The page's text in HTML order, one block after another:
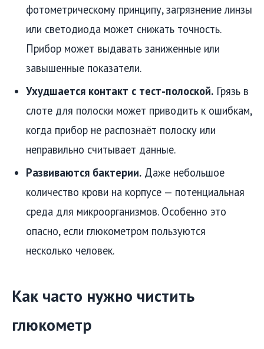
фотометрическому принципу, загрязнение линзы
или светодиода может снижать точность.
Прибор может выдавать заниженные или
завышенные показатели.
Ухудшается контакт с тест-полоской. Грязь в
слоте для полоски может приводить к ошибкам,
когда прибор не распознаёт полоску или
неправильно считывает данные.
Развиваются бактерии. Даже небольшое
количество крови на корпусе — потенциальная
среда для микроорганизмов. Особенно это
опасно, если глюкометром пользуются
несколько человек.
Как часто нужно чистить
глюкометр